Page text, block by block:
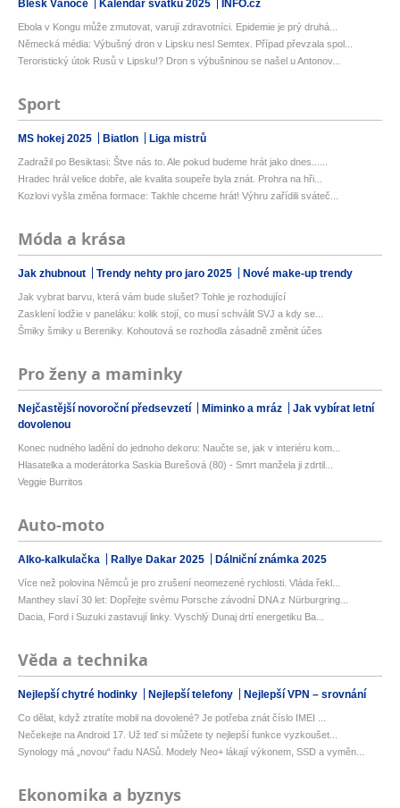
Blesk Vánoce Kalendář svátků 2025 INFO.cz
Ebola v Kongu může zmutovat, varují zdravotníci. Epidemie je prý druhá...
Německá média: Výbušný dron v Lipsku nesl Semtex. Případ převzala spol...
Teroristický útok Rusů v Lipsku!? Dron s výbušninou se našel u Antonov...
Sport
MS hokej 2025 Biatlon Liga mistrů
Zadražil po Besiktasi: Štve nás to. Ale pokud budeme hrát jako dnes......
Hradec hrál velice dobře, ale kvalita soupeře byla znát. Prohra na hři...
Kozlovi vyšla změna formace: Takhle chceme hrát! Výhru zařídili sváteč...
Móda a krása
Jak zhubnout Trendy nehty pro jaro 2025 Nové make-up trendy
Jak vybrat barvu, která vám bude slušet? Tohle je rozhodující
Zasklení lodžie v paneláku: kolik stojí, co musí schválit SVJ a kdy se...
Šmiky šmiky u Bereniky. Kohoutová se rozhodla zásadně změnit účes
Pro ženy a maminky
Nejčastější novoroční předsevzetí Miminko a mráz
Jak vybírat letní
dovolenou
Konec nudného ladění do jednoho dekoru: Naučte se, jak v interiéru kom...
Hlasatelka a moderátorka Saskia Burešová (80) - Smrt manžela ji zdrtil...
Veggie Burritos
Auto-moto
Alko-kalkulačka Rallye Dakar 2025 Dálniční známka 2025
Více než polovina Němců je pro zrušení neomezené rychlosti. Vláda řekl...
Manthey slaví 30 let: Dopřejte svému Porsche závodní DNA z Nürburgring...
Dacia, Ford i Suzuki zastavují linky. Vyschlý Dunaj drtí energetiku Ba...
Věda a technika
Nejlepší chytré hodinky Nejlepší telefony Nejlepší VPN – srovnání
Co dělat, když ztratíte mobil na dovolené? Je potřeba znát číslo IMEI ...
Nečekejte na Android 17. Už teď si můžete ty nejlepší funkce vyzkoušet...
Synology má „novou“ řadu NASů. Modely Neo+ lákají výkonem, SSD a vyměn...
Ekonomika a byznys